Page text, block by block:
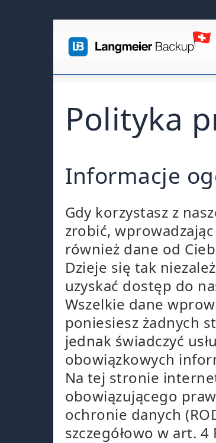
Polityka
Informacje
Gdy korzystasz z
zrobić,
również dane od
Dzieje się tak
uzyskać dostęp do
Wszelkie dane
poniesiesz żadnych
jednak świadczyć
obowiązkowych
Na tej stronie
obowiązującego
ochronie danych
szczegółowo w art. 4